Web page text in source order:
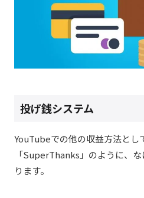
投げ銭システム
YouTubeでの他の収益方法と
「SuperThanks」のように、
ります。